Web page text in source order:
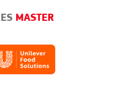
MASTER